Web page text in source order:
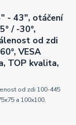
- 43", otáčení
/ -30°,
od zdi
VESA
TOP kvalita,
od zdi 100-445
a 100x100,